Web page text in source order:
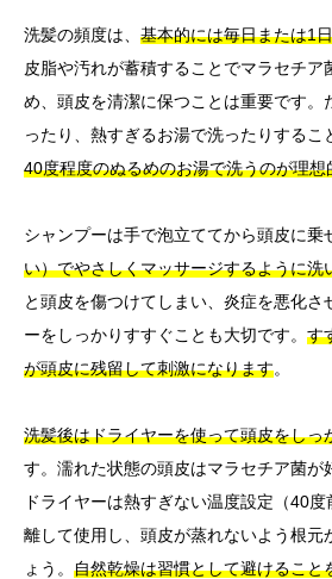
洗髪の頻度は、 基本的には毎日または1
皮脂や汚れが蓄積することでマラセチア
め、頭皮を清潔に保つことは重要です。
ったり、熱すぎるお湯で洗ったりするこ
40度程度のぬるめのお湯で洗うのが理想
シャンプーは手で泡立ててから頭皮に乗
い）でやさしくマッサージするように洗
と頭皮を傷つけてしまい、炎症を悪化さ
ーをしっかりすすぐことも大切です。 す
が頭皮に残留して刺激になります。
洗髪後はドライヤーを使って頭皮をしっ
す。濡れた状態の頭皮はマラセチア菌が
ドライヤーは熱すぎない温度設定（40
離して使用し、頭皮が蒸れないよう根元
ょう。 自然乾燥は習慣として避けること